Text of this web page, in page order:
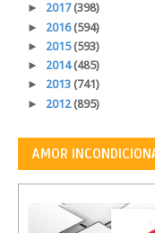
► 2017(398)
► 2016(594)
► 2015(593)
► 2014(485)
► 2013 (741)
► 2012(895)
AMOR